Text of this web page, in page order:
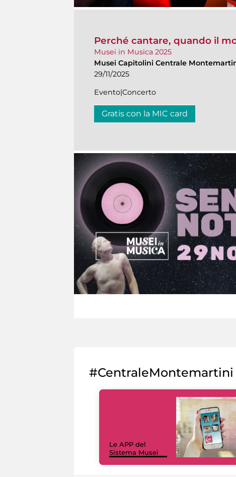
Perché cantare, quando il
Musei in Musica 2025
Musei Capitolini Centrale
29/11/2025
Evento|Concerto
Gratis con la MIC card
#CentraleMontemartini
Le APP del
Sistema Musei